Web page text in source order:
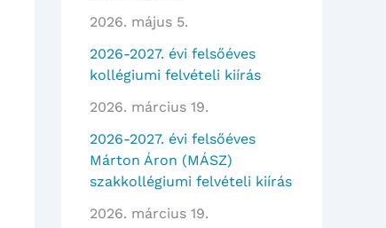
2026. május 5.
2026-2027. évi felsőéves
kollégiumi felvételi kiírás
2026. március 19.
2026-2027. évi felsőéves
Márton Áron (MÁSZ)
szakkollégiumi felvételi kiírás
2026. március 19.